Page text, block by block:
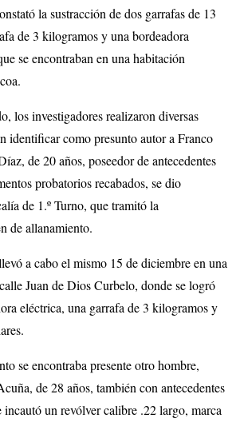
la sustracción de dos garrafas de 13
de 3 kilogramos y una bordeadora
se encontraban en una habitación
los investigadores realizaron diversas
identificar como presunto autor a Franco
de 20 años, poseedor de antecedentes
probatorios recabados, se dio
de 1.º Turno, que tramitó la
de allanamiento.
a cabo el mismo 15 de diciembre en una
Juan de Dios Curbelo, donde se logró
eléctrica, una garrafa de 3 kilogramos y
se encontraba presente otro hombre,
de 28 años, también con antecedentes
incautó un revólver calibre .22 largo, marca